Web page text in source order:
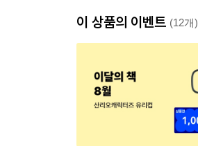
이 상품의 이벤트 (12개)